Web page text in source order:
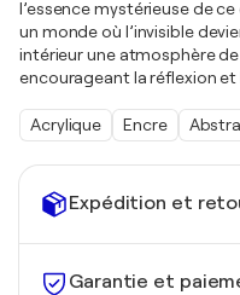
Expédition et
Garantie et
l’essence mystérieuse de
un monde où l’invisible
intérieur une atmosphère
encourageant la réflexion et
Acrylique Encre